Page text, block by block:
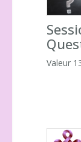
Valeur